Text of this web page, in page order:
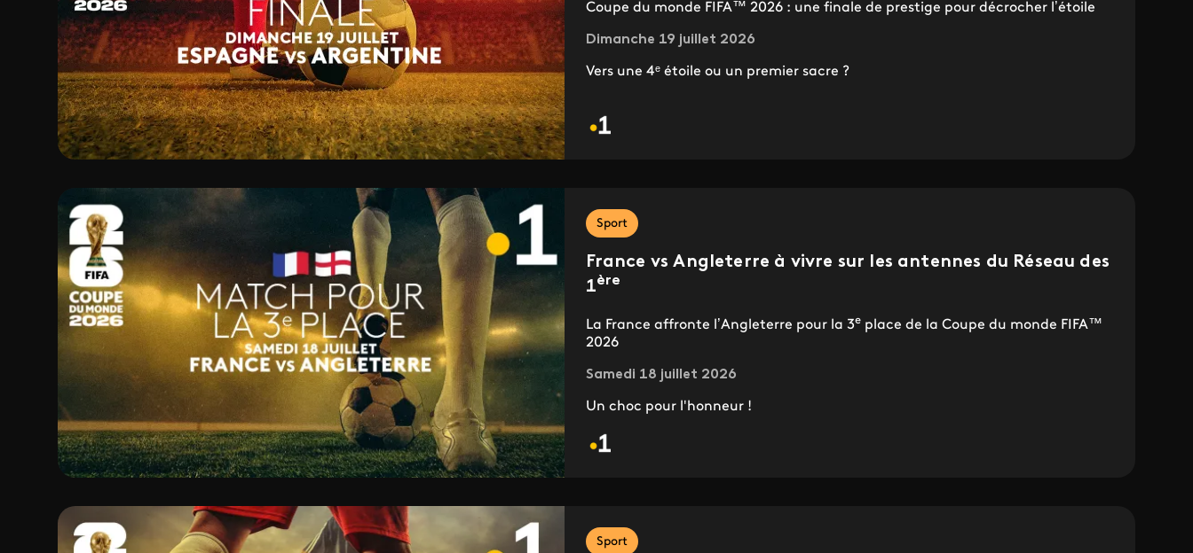
Coupe du monde FIFA™ 2026 : une finale de prestige pour décrocher l’étoile
Dimanche 19 juillet 2026
Vers une 4ᵉ étoile ou un premier sacre ?
Sport
France vs Angleterre à vivre sur les antennes du Réseau des
1ère
La France affronte l’Angleterre pour la 3eplace de la Coupe du monde FIFA™
2026
Samedi 18 juillet 2026
Un choc pour l'honneur !
Sport